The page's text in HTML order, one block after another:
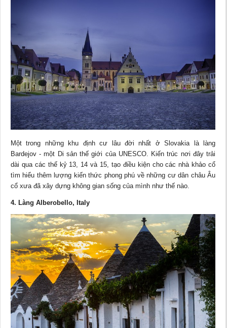
Một trong những khu định cư lâu đời nhất ở Slovakia là làng
Bardejov - một Di sản thế giới của UNESCO. Kiến trúc nơi đây trải
dài qua các thế kỷ 13, 14 và 15, tạo điều kiện cho các nhà khảo cổ
tìm hiểu thêm lượng kiến thức phong phú về những cư dân châu Âu
cổ xưa đã xây dựng không gian sống của mình như thế nào.
4. Làng Alberobello, Italy